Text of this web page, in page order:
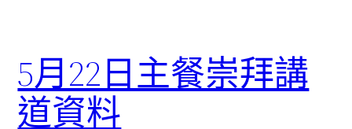
5月22日主餐崇拜講
道資料